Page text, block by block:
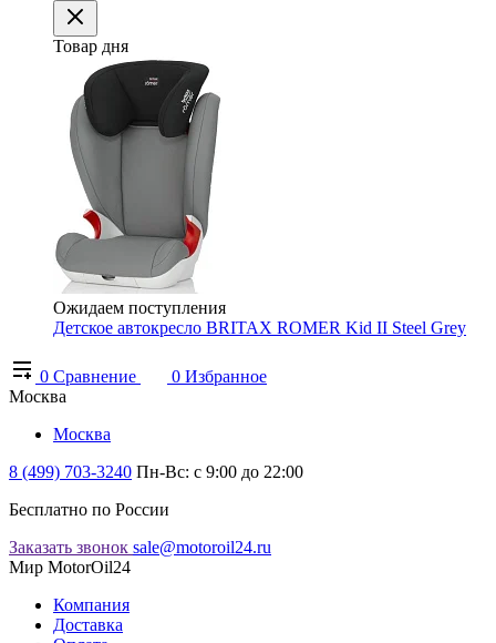
Товар дня
Ожидаем поступления
Детское автокресло BRITAX ROMER Kid II Steel Grey
0 Сравнение 0 Избранное
Москва
Москва
8 (499) 703-3240 Пн-Вс: с 9:00 до 22:00
Бесплатно по России
Заказать звонок sale@motoroil24.ru
Мир MotorOil24
Компания
Доставка